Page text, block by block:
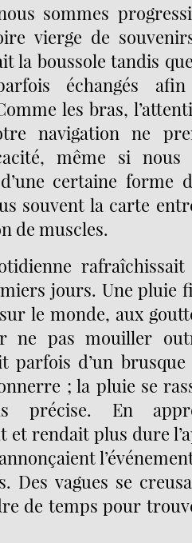
sommes
vierge de
la boussole tandis
échangés
les bras,
navigation ne
même si
certaine forme
souvent la carte
de muscles.
jours. Une pluie
le monde, aux
ne pas mouiller
parfois d’un
; la pluie se
précise. En
et rendait plus dure
Des vagues se
de temps pour